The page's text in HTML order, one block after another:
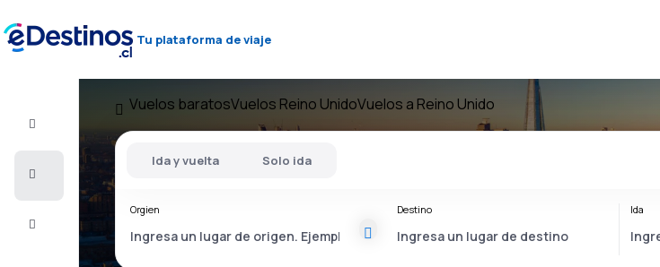
Tu plataforma de viaje
Vuelos baratosVuelos Reino UnidoVuelos a Reino Unido
Ida y vuelta Solo ida
Orgien Destino Ida